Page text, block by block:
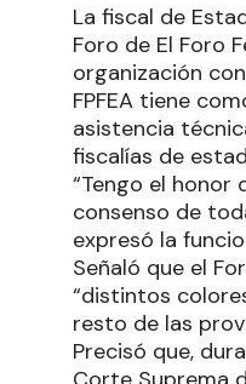
La fiscal de
Foro de El Foro
organización
FPFEA tiene
asistencia
fiscalías de
“Tengo el
consenso de
expresó la
Señaló que el
“distintos
resto de las
Precisó que,